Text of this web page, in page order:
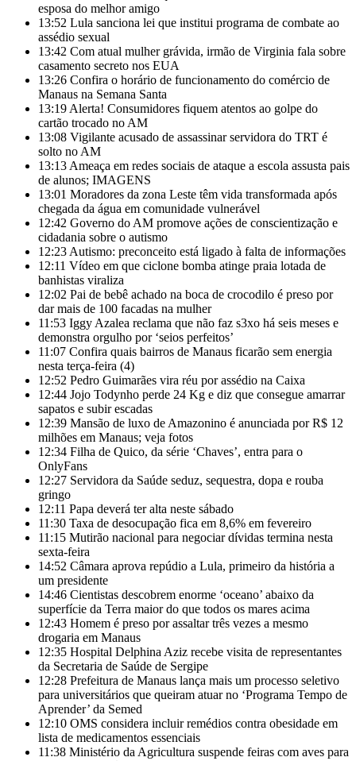
esposa do melhor amigo
13:52 Lula sanciona lei que institui programa de combate ao
assédio sexual
13:42 Com atual mulher grávida, irmão de Virginia fala sobre
casamento secreto nos EUA
13:26 Confira o horário de funcionamento do comércio de
Manaus na Semana Santa
13:19 Alerta! Consumidores fiquem atentos ao golpe do
cartão trocado no AM
13:08 Vigilante acusado de assassinar servidora do TRT é
solto no AM
13:13 Ameaça em redes sociais de ataque a escola assusta pais
de alunos; IMAGENS
13:01 Moradores da zona Leste têm vida transformada após
chegada da água em comunidade vulnerável
12:42 Governo do AM promove ações de conscientização e
cidadania sobre o autismo
12:23 Autismo: preconceito está ligado à falta de informações
12:11 Vídeo em que ciclone bomba atinge praia lotada de
banhistas viraliza
12:02 Pai de bebê achado na boca de crocodilo é preso por
dar mais de 100 facadas na mulher
11:53 Iggy Azalea reclama que não faz s3xo há seis meses e
demonstra orgulho por ‘seios perfeitos’
11:07 Confira quais bairros de Manaus ficarão sem energia
nesta terça-feira (4)
12:52 Pedro Guimarães vira réu por assédio na Caixa
12:44 Jojo Todynho perde 24 Kg e diz que consegue amarrar
sapatos e subir escadas
12:39 Mansão de luxo de Amazonino é anunciada por R$ 12
milhões em Manaus; veja fotos
12:34 Filha de Quico, da série ‘Chaves’, entra para o
OnlyFans
12:27 Servidora da Saúde seduz, sequestra, dopa e rouba
gringo
12:11 Papa deverá ter alta neste sábado
11:30 Taxa de desocupação fica em 8,6% em fevereiro
11:15 Mutirão nacional para negociar dívidas termina nesta
sexta-feira
14:52 Câmara aprova repúdio a Lula, primeiro da história a
um presidente
14:46 Cientistas descobrem enorme ‘oceano’ abaixo da
superfície da Terra maior do que todos os mares acima
12:43 Homem é preso por assaltar três vezes a mesmo
drogaria em Manaus
12:35 Hospital Delphina Aziz recebe visita de representantes
da Secretaria de Saúde de Sergipe
12:28 Prefeitura de Manaus lança mais um processo seletivo
para universitários que queiram atuar no ‘Programa Tempo de
Aprender’ da Semed
12:10 OMS considera incluir remédios contra obesidade em
lista de medicamentos essenciais
11:38 Ministério da Agricultura suspende feiras com aves para